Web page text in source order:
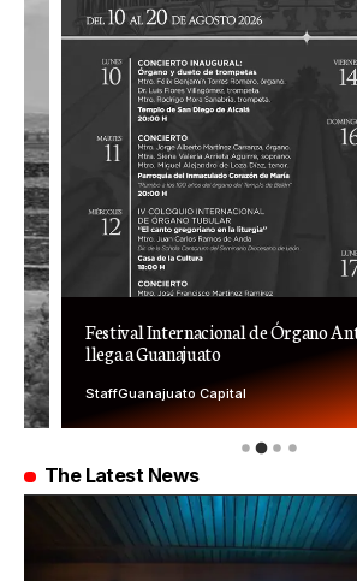
Festival Internacional de Órgano Antiguo
llega a Guanajuato
Staff Guanajuato Capital
The Latest News